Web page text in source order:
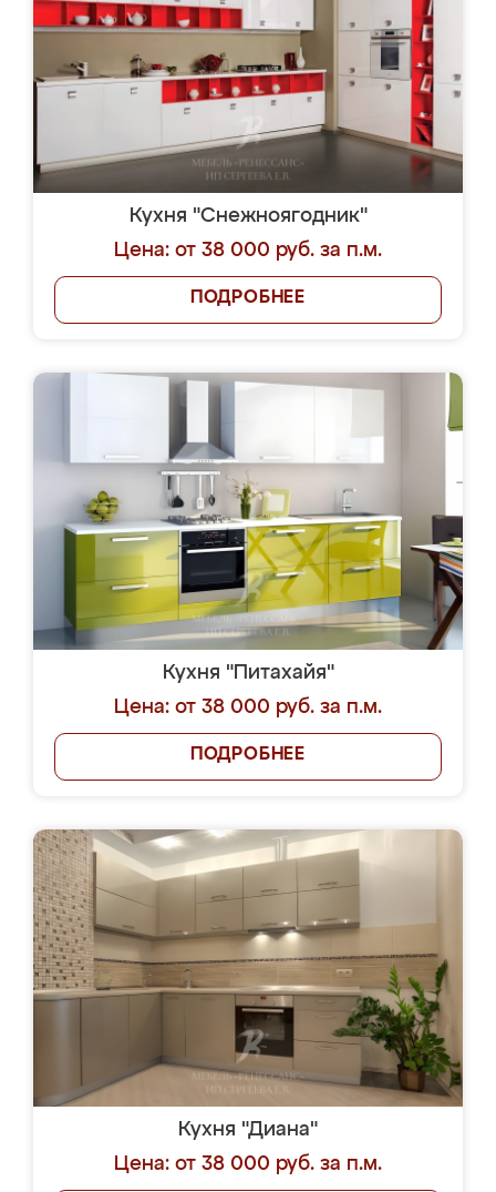
Кухня "Снежноягодник"
Цена: от 38 000 руб. за п.м.
ПОДРОБНЕЕ
Кухня "Питахайя"
Цена: от 38 000 руб. за п.м.
ПОДРОБНЕЕ
Кухня "Диана"
Цена: от 38 000 руб. за п.м.